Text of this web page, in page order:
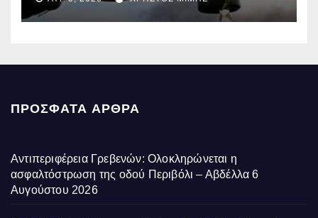
επηρεάζονται την Πέμπτη
ΠΡΌΣΦΑΤΑ ΆΡΘΡΑ
Αντιπεριφέρεια Γρεβενών: Ολοκληρώνεται η
ασφαλτόστρωση της οδού Περιβόλι – Αβδέλλα 6
Αυγούστου 2026